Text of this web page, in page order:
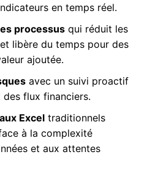
en temps réel.
processusqui réduit les
libère du temps pour des
ajoutée.
avec un suivi proactif
flux financiers.
Exceltraditionnels
à la complexité
et aux attentes